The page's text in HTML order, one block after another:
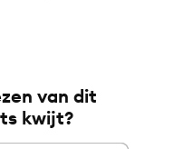
van dit
kwijt?